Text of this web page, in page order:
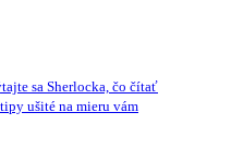
sa Sherlocka, čo čítať
ušité na mieru vám